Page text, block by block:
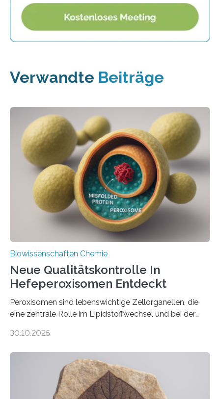
Verwandte Beiträge
Biowissenschaften Chemie
Neue Qualitätskontrolle In
Hefeperoxisomen Entdeckt
Peroxisomen sind lebenswichtige Zellorganellen, die
eine zentrale Rolle im Lipidstoffwechsel und bei der
erfüllen können, müssen zahlreiche Enzyme präzise in
der Ruhr-Universität Bochum um Prof. Dr. Ralf Erdmann
und Dr. Ismaila Francis Yusuf hat nun einen bislang
unbekannten Qualitätskontrollmechanismus des
peroxisomalen Proteintransports in der Bäckerhefe
30.10.2025